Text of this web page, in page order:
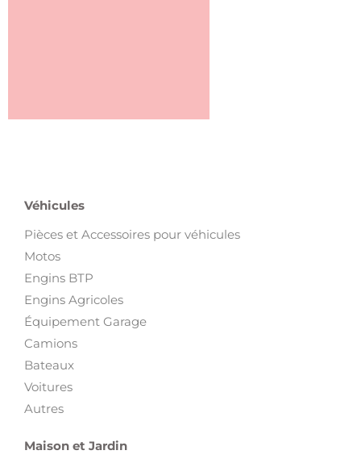
Véhicules
Pièces et Accessoires pour véhicules
Motos
Engins BTP
Engins Agricoles
Équipement Garage
Camions
Bateaux
Voitures
Autres
Maison et Jardin